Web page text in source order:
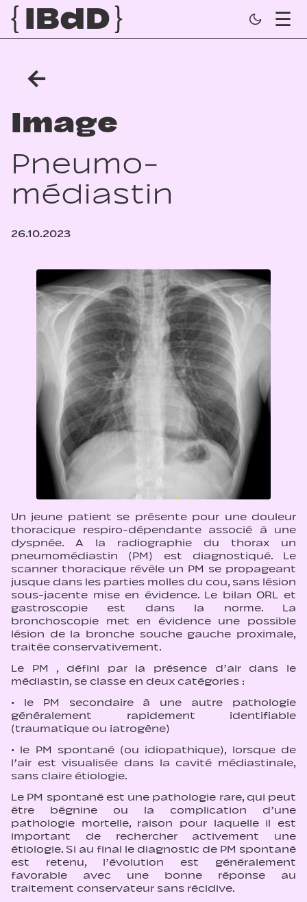
←
Image
Pneumo­
médiastin
26.10.2023
Un jeune patient se présente pour une douleur
thoracique respiro-dépendante associé à une
dyspnée. A la radiographie du thorax un
pneumomédiastin (PM) est diagnostiqué. Le
scanner thoracique révèle un PM se propageant
jusque dans les parties molles du cou, sans lésion
sous-jacente mise en évidence. Le bilan ORL et
gastroscopie est dans la norme. La
bronchoscopie met en évidence une possible
lésion de la bronche souche gauche proximale,
traitée conservativement.
Le PM , défini par la présence d’air dans le
médiastin, se classe en deux catégories :
· le PM secondaire à une autre pathologie
généralement rapidement identifiable
(traumatique ou iatrogène)
· le PM spontané (ou idiopathique), lorsque de
l’air est visualisée dans la cavité médiastinale,
sans claire étiologie.
Le PM spontané est une pathologie rare, qui peut
être bégnine ou la complication d’une
pathologie mortelle, raison pour laquelle il est
important de rechercher activement une
étiologie. Si au final le diagnostic de PM spontané
est retenu, l’évolution est généralement
favorable avec une bonne réponse au
traitement conservateur sans récidive.